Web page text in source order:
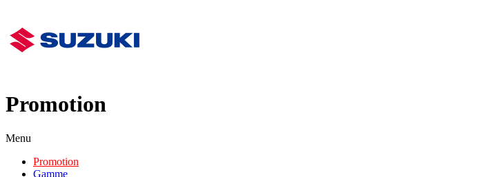
Promotion
Menu
Promotion
Gamme